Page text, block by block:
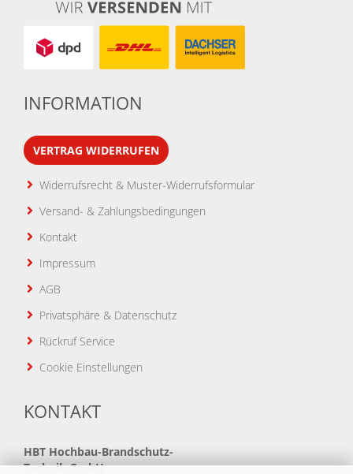
INFORMATION
VERTRAG WIDERRUFEN
Widerrufsrecht & Muster-Widerrufsformular
Versand- & Zahlungsbedingungen
Kontakt
Impressum
AGB
Privatsphäre & Datenschutz
Rückruf Service
Cookie Einstellungen
KONTAKT
HBT Hochbau-Brandschutz-
Technik GmbH